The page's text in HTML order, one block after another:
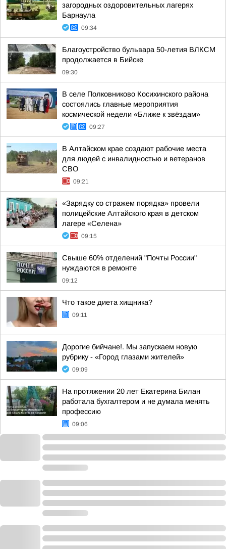
загородных оздоровительных лагерях
Барнаула
09:34
Благоустройство бульвара 50-летия ВЛКСМ
продолжается в Бийске
09:30
В селе Полковниково Косихинского района
состоялись главные мероприятия
космической недели «Ближе к звёздам»
09:27
В Алтайском крае создают рабочие места
для людей с инвалидностью и ветеранов
СВО
09:21
«Зарядку со стражем порядка» провели
полицейские Алтайского края в детском
лагере «Селена»
09:15
Свыше 60% отделений "Почты России"
нуждаются в ремонте
09:12
Что такое диета хищника?
09:11
Дорогие бийчане!. Мы запускаем новую
рубрику - «Город глазами жителей»
09:09
На протяжении 20 лет Екатерина Билан
работала бухгалтером и не думала менять
профессию
09:06